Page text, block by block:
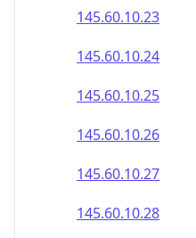
145.60.10.23
145.60.10.24
145.60.10.25
145.60.10.26
145.60.10.27
145.60.10.28